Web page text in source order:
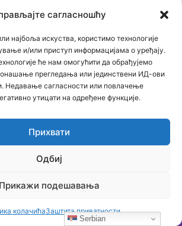
сагласношћу
најбоља искуства, користимо технологије
и/или приступ информацијама о уређају.
ће нам омогућити да обрађујемо
прегледања или јединствени ИД-ови
Недавање сагласности или повлачење
утицати на одређене функције.
Прихвати
Одбиј
Прикажи подешавања
колачићаЗаштита приватности
Serbian